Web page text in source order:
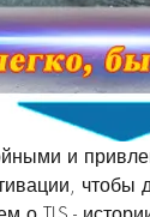
и
чтобы